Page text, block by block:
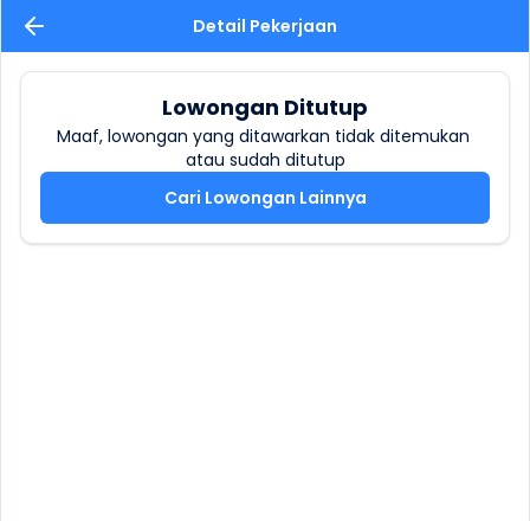
Detail Pekerjaan
Lowongan Ditutup
Maaf, lowongan yang ditawarkan tidak ditemukan
atau sudah ditutup
Cari Lowongan Lainnya